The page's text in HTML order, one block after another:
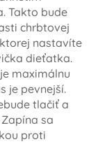
Takto bude
chrbtovej
nastavíte
dieťatka.
maximálnu
je pevnejší.
tlačiť a
sa
proti